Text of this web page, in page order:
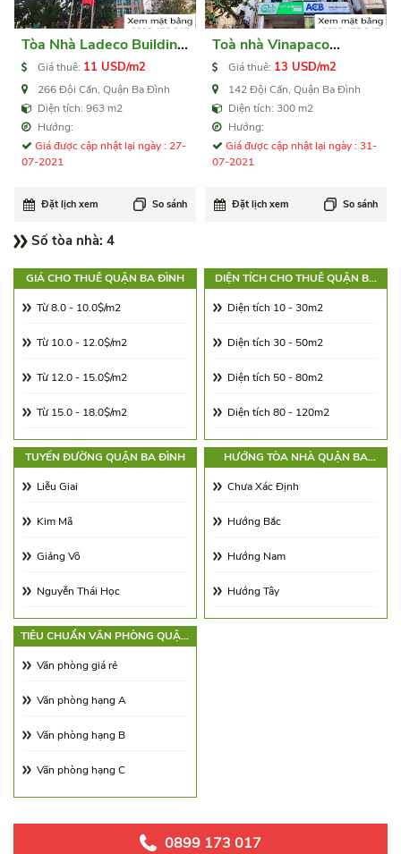
Tòa Nhà Ladeco Building
văn phòng cho thuê Quận
Ba Đình
Giá thuê: 11 USD/m2
266 Đội Cấn, Quận Ba Đình
Diện tích: 963 m2
Hướng:
Giá được cập nhật lại ngày : 27-
07-2021
Đặt lịch xem So sánh
Toà nhà Vinapaco
Building văn phòng cho
thuê Quận Ba Đình
Giá thuê: 13 USD/m2
142 Đội Cấn, Quận Ba Đình
Diện tích: 300 m2
Hướng:
Giá được cập nhật lại ngày : 31-
07-2021
Đặt lịch xem So sánh
Số tòa nhà: 4
GIÁ CHO THUÊ QUẬN BA ĐÌNH
Từ 8.0 - 10.0$/m2
Từ 10.0 - 12.0$/m2
Từ 12.0 - 15.0$/m2
Từ 15.0 - 18.0$/m2
Từ 18.0 - 21.0$/m2
Từ 21.0 - 25.0$/m2
Từ 25.0 - 30.0$/m2
Từ 30.0 - 65.0$/m2
Từ 65.00 - 100.00$/m2
DIỆN TÍCH CHO THUÊ QUẬN BA
Diện tích 10 - 30m2
Diện tích 30 - 50m2
Diện tích 50 - 80m2
Diện tích 80 - 120m2
Diện tích 120 - 180m2
Diện tích 180 - 250m2
Diện tích 250 - 350m2
Diện tích 350 - 500m2
Trên 500m2
TUYẾN ĐƯỜNG QUẬN BA ĐÌNH
Liễu Giai
Kim Mã
Giảng Võ
Nguyễn Thái Học
Vạn Phúc
Đội Cấn
Núi Trúc
Láng Hạ
Lê Duẩn
Điện Biên Phủ
HƯỚNG TÒA NHÀ QUẬN BA
Chưa Xác Định
Hướng Bắc
Hướng Nam
Hướng Tây
TIÊU CHUẨN VĂN PHÒNG QUẬN
Văn phòng giá rẻ
Văn phòng hạng A
Văn phòng hạng B
Văn phòng hạng C
0899 173 017